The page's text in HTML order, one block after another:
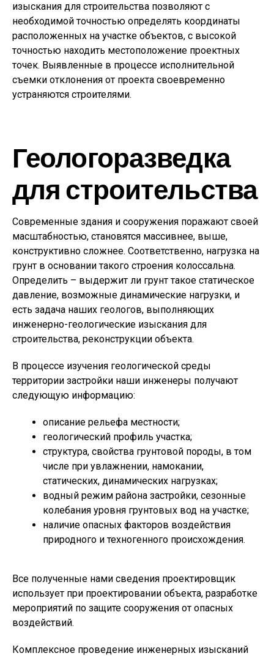
изыскания для строительства позволяют с
необходимой точностью определять координаты
расположенных на участке объектов, с высокой
точностью находить местоположение проектных
точек. Выявленные в процессе исполнительной
съемки отклонения от проекта своевременно
устраняются строителями.
Геологоразведка
для строительства
Современные здания и сооружения поражают своей
масштабностью, становятся массивнее, выше,
конструктивно сложнее. Соответственно, нагрузка на
грунт в основании такого строения колоссальна.
Определить – выдержит ли грунт такое статическое
давление, возможные динамические нагрузки, и
есть задача наших геологов, выполняющих
инженерно-геологические изыскания для
строительства, реконструкции объекта.
В процессе изучения геологической среды
территории застройки наши инженеры получают
следующую информацию:
описание рельефа местности;
геологический профиль участка;
структура, свойства грунтовой породы, в том
числе при увлажнении, намокании,
статических, динамических нагрузках;
водный режим района застройки, сезонные
колебания уровня грунтовых вод на участке;
наличие опасных факторов воздействия
природного и техногенного происхождения.
Все полученные нами сведения проектировщик
использует при проектировании объекта, разработке
мероприятий по защите сооружения от опасных
воздействий.
Комплексное проведение инженерных изысканий